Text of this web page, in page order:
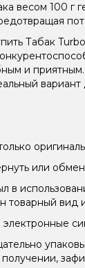
весом 100 г
Табак
и
или
в
товарный вид